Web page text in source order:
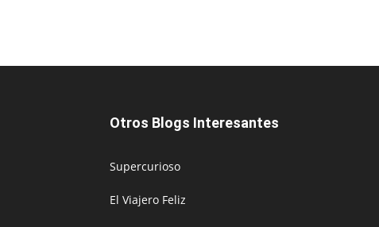
Otros Blogs Interesantes
Supercurioso
El Viajero Feliz